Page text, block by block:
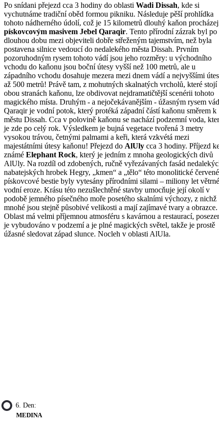
Po snídani přejezd cca 3 hodiny do oblasti Wadi Dissah, kde si
vychutnáme tradiční oběd formou pikniku. Následuje pěší prohlídka
tohoto nádherného údolí, což je 15 kilometrů dlouhý kaňon
pískovcovým masivem Jebel Qaraqir. Tento přírodní zázrak byl po
dlouhou dobu mezi objeviteli dobře střeženým tajemstvím, než byla
postavena silnice vedoucí do nedalekého města Dissah. Prvním
pozoruhodným rysem tohoto vádí jsou jeho rozměry: u východního
vchodu do kaňonu jsou boční útesy vyšší než 100 metrů, ale u
západního vchodu dosahuje mezera mezi dnem vádí a nejvyššími
až 500 metrů! Právě tam, z mohutných skalnatých vrcholů, které stojí
obou stranách kaňonu, lze obdivovat nejdramatičtější scenérii tohoto
magického místa. Druhým - a nejočekávanějším - úžasným rysem
Qaraqir je vodní potok, který protéká západní částí kaňonu směrem k
městu Dissah. Cca v polovině kaňonu se nachází podzemní voda,
je zde po celý rok. Výsledkem je bujná vegetace tvořená 3 metry
vysokou trávou, četnými palmami a keři, která vzkvétá mezi
majestátními útesy kaňonu! Přejezd do AlUly cca 3 hodiny. Příjezd
známé Elephant Rock, který je jedním z mnoha geologických divů
AlUly. Na rozdíl od zdobených, ručně vyřezávaných fasád
nabatejských hrobek Hegry, „kmen“ a „tělo“ této monolitické červené
pískovcové bestie byly vytesány přírodními silami – miliony let
vodní eroze. Krásu této nezušlechtěné stavby umocňuje její okolí v
podobě jemného písečného moře posetého skalními výchozy, z nichž
mnohé jsou stejně působivé velikosti a mají zajímavé tvary a obrazce.
Oblast má velmi příjemnou atmosféru s kavárnou a restaurací,
je vybudováno v podzemí a je plné magických světel, takže je prostě
úžasné sledovat západ slunce. Nocleh v oblasti AlUla.
6. Den:
MEDINA